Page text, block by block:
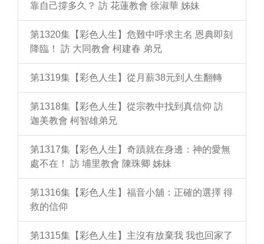
靠自己撐多久？ 訪 花蓮教會 徐淑華 姊妹
第1320集【彩色人生】危難中呼求主名 恩典即刻
降臨！ 訪 大同教會 柯建春 弟兄
第1319集【彩色人生】從月薪38元到人生翻轉
第1318集【彩色人生】從宗教中找到真信仰 訪
迦美教會 柯智雄弟兄
第1317集【彩色人生】奇蹟就在身邊：神的愛無
處不在！ 訪 埔里教會 陳珠卿 姊妹
第1316集【彩色人生】福音小舖：正確的選擇 得
救的信仰
第1315集【彩色人生】主沒有放棄我 我也回家了